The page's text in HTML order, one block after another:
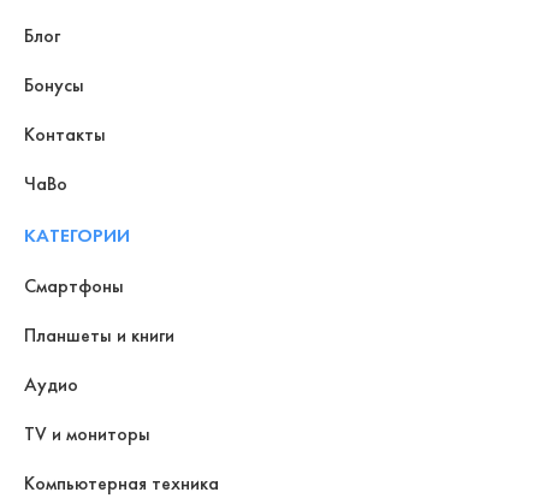
Блог
Бонусы
Контакты
ЧаВо
КАТЕГОРИИ
Смартфоны
Планшеты и книги
Аудио
TV и мониторы
Компьютерная техника